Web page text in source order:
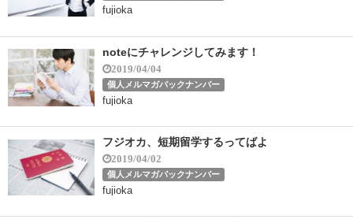
fujioka
noteにチャレンジしてみます！
2019/04/04
個人メルマガバックナンバー
fujioka
フジオカ、短期留学するってばよ
2019/04/02
個人メルマガバックナンバー
fujioka